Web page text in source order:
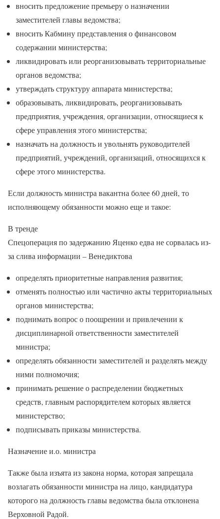
вносить предложение премьеру о назначении
заместителей главы ведомства;
вносить Кабмину представления о финансовом
содержании министерства;
ликвидировать или реорганизовывать территориальные
органов ведомства;
утверждать структуру аппарата министерства;
образовывать, ликвидировать, реорганизовывать
предприятия, учреждения, организации, относящиеся к
сфере управления этого министерства;
назначать на должность и увольнять руководителей
предприятий, учреждений, организаций, относящихся к
сфере этого министерства.
Если должность министра вакантна более 60 дней, то
исполняющему обязанности можно еще и такое:
В тренде
Спецоперация по задержанию Яценко едва не сорвалась из-
за слива информации – Венедиктова
определять приоритетные направления развития;
отменять полностью или частично акты территориальных
органов министерства;
поднимать вопрос о поощрении и привлечении к
дисциплинарной ответственности заместителей
министра;
определять обязанности заместителей и разделять между
ними полномочия;
принимать решение о распределении бюджетных
средств, главным распорядителем которых является
министерство;
подписывать приказы министерства.
Назначение и.о. министра
Также была изъята из закона норма, которая запрещала
возлагать обязанности министра на лицо, кандидатура
которого на должность главы ведомства была отклонена
Верховной Радой.